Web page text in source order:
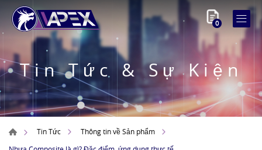
0
Tin Tức & Sự Kiện
Tin Tức
Thông tin về Sản phẩm